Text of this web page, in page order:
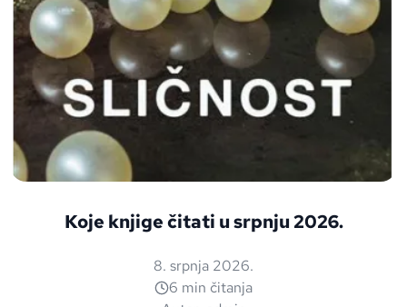
Koje knjige čitati u srpnju 2026.
8. srpnja 2026.
6 min čitanja